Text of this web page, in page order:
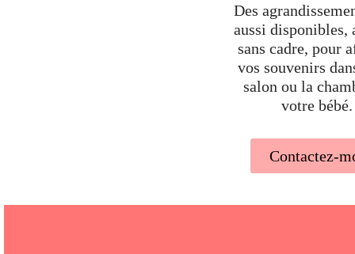
Des
aussi disponibles,
sans cadre, pour
vos souvenirs
salon ou la
votre bébé.
Contactez-